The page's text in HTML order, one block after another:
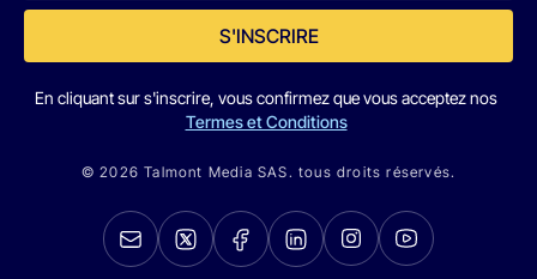
S'INSCRIRE
En cliquant sur s'inscrire, vous confirmez que vous acceptez nos
Termes et Conditions
© 2026 Talmont Media SAS. tous droits réservés.